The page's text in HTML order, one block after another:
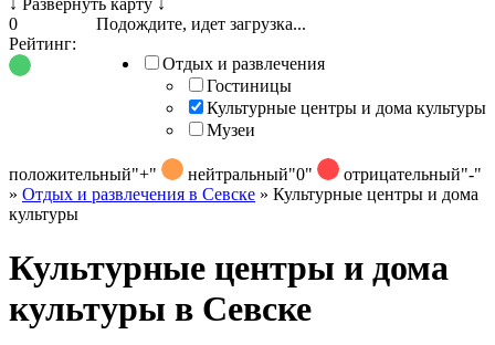
↓ Развернуть карту ↓
Подождите, идет загрузка...
Отдых и развлечения
Гостиницы
Культурные центры и дома культуры
Музеи
0
Рейтинг:
положительный"+" нейтральный"0" отрицательный"-"
» Отдых и развлечения в Севске » Культурные центры и дома
культуры
Культурные центры и дома
культуры в Севске